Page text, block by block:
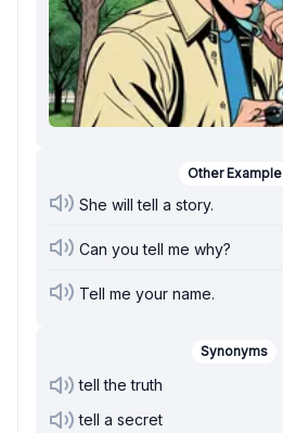
Other Example
She will tell a story.
Can you tell me why?
Tell me your name.
Synonyms
tell the truth
tell a secret